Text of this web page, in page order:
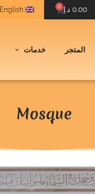
0.00 د.إ 0
English
المتجر خدمات
Mosque